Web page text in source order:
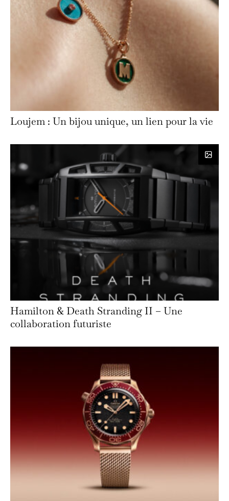
Loujem : Un bijou unique, un lien pour la vie
Hamilton & Death Stranding II – Une
collaboration futuriste